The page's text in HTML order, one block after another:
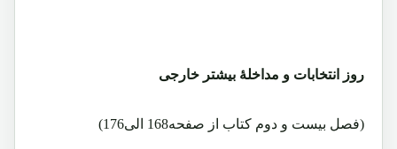
روز انتخابات و مداخلۀ بیشتر خارجی
(فصل بیست و دوم کتاب از صفحه168 الی176)